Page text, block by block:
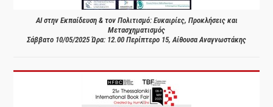
AI στην Εκπαίδευση & τον Πολιτισμό: Ευκαιρίες, Προκλήσεις και
Μετασχηματισμός
Σάββατο 10/05/2025 Ώρα: 12.00 Περίπτερο 15, Αίθουσα Αναγνωστάκης